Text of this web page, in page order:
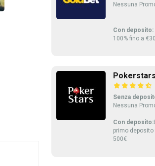
Nessuna
Con deposito:
100% fino a
Senza
Nessuna
Con deposito:
primo deposito
500€